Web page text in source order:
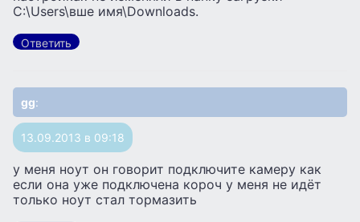
C:\Users\вше имя\Downloads.
Ответить
gg:
13.09.2013 в 09:18
у меня ноут он говорит подключите камеру как
если она уже подключена короч у меня не идёт
только ноут стал тормазить